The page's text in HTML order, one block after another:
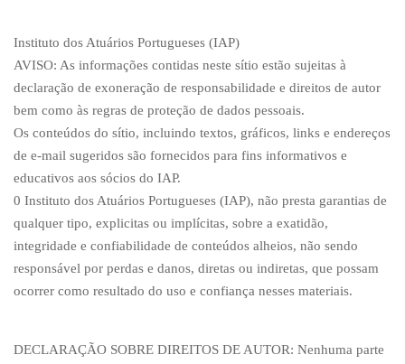
Instituto dos Atuários Portugueses (IAP)
AVISO: As informações contidas neste sítio estão sujeitas à
declaração de exoneração de responsabilidade e direitos de autor
bem como às regras de proteção de dados pessoais.
Os conteúdos do sítio, incluindo textos, gráficos, links e endereços
de e-mail sugeridos são fornecidos para fins informativos e
educativos aos sócios do IAP.
0 Instituto dos Atuários Portugueses (IAP), não presta garantias de
qualquer tipo, explicitas ou implícitas, sobre a exatidão,
integridade e confiabilidade de conteúdos alheios, não sendo
responsável por perdas e danos, diretas ou indiretas, que possam
ocorrer como resultado do uso e confiança nesses materiais.
DECLARAÇÃO SOBRE DIREITOS DE AUTOR: Nenhuma parte